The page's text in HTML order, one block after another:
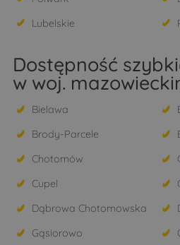
Lubelskie
Dostępność
w woj.
Bielawa
Brody-Parcele
Chotomów
Cupel
Dąbrowa Chotomowska
Gąsiorowo